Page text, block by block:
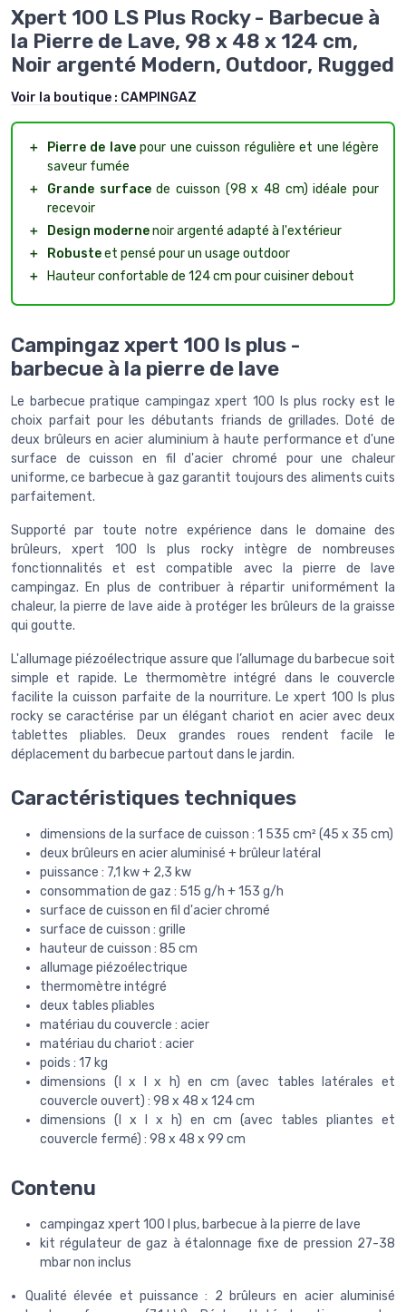
Xpert 100 LS Plus Rocky - Barbecue à
la Pierre de Lave, 98 x 48 x 124 cm,
Noir argenté Modern, Outdoor, Rugged
Voir la boutique : CAMPINGAZ
＋ Pierre de lavepour une cuisson régulière et une légère
saveur fumée
＋
Grande surfacede cuisson (98 x 48 cm) idéale pour
recevoir
＋
Design modernenoir argenté adapté à l'extérieur
＋
Robusteet pensé pour un usage outdoor
＋
Hauteur confortable de 124 cm pour cuisiner debout
Campingaz xpert 100 ls plus -
barbecue à la pierre de lave
Le barbecue pratique campingaz xpert 100 ls plus rocky est le
choix parfait pour les débutants friands de grillades. Doté de
deux brûleurs en acier aluminium à haute performance et d'une
surface de cuisson en fil d'acier chromé pour une chaleur
uniforme, ce barbecue à gaz garantit toujours des aliments cuits
parfaitement.
Supporté par toute notre expérience dans le domaine des
brûleurs, xpert 100 ls plus rocky intègre de nombreuses
fonctionnalités et est compatible avec la pierre de lave
campingaz. En plus de contribuer à répartir uniformément la
chaleur, la pierre de lave aide à protéger les brûleurs de la graisse
qui goutte.
L'allumage piézoélectrique assure que l’allumage du barbecue soit
simple et rapide. Le thermomètre intégré dans le couvercle
facilite la cuisson parfaite de la nourriture. Le xpert 100 ls plus
rocky se caractérise par un élégant chariot en acier avec deux
tablettes pliables. Deux grandes roues rendent facile le
déplacement du barbecue partout dans le jardin.
Caractéristiques techniques
dimensions de la surface de cuisson : 1 535 cm² (45 x 35 cm)
deux brûleurs en acier aluminisé + brûleur latéral
puissance : 7,1 kw + 2,3 kw
consommation de gaz : 515 g/h + 153 g/h
surface de cuisson en fil d'acier chromé
surface de cuisson : grille
hauteur de cuisson : 85 cm
allumage piézoélectrique
thermomètre intégré
deux tables pliables
matériau du couvercle : acier
matériau du chariot : acier
poids : 17 kg
dimensions (l x l x h) en cm (avec tables latérales et
couvercle ouvert) : 98 x 48 x 124 cm
dimensions (l x l x h) en cm (avec tables pliantes et
couvercle fermé) : 98 x 48 x 99 cm
Contenu
campingaz xpert 100 l plus, barbecue à la pierre de lave
kit régulateur de gaz à étalonnage fixe de pression 27-38
mbar non inclus
Qualité élevée et puissance : 2 brûleurs en acier aluminisé